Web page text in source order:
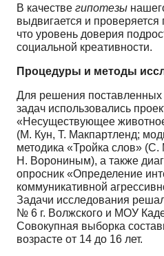
В качестве гипотезы
выдвигается и
что уровень доверия
социальной креативности.
Процедуры и методы
Для решения поставленных
задач использовались
«Несуществующее
(М. Кун, Т. Макпартленд;
методика «Тройка слов»
Н. Ворониным), а также
опросник «Определение
коммуникативной
Задачи исследования
№ 6 г. Волжского и МОУ
Совокупная выборка
возрасте от 14 до 16 лет.